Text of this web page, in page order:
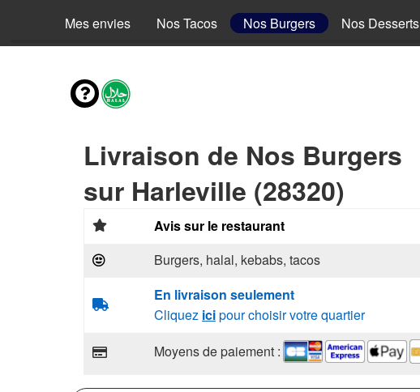
Mes envies Nos Tacos Nos Burgers Nos Desserts
Livraison de Nos Burgers
sur Harleville (28320)
Avis sur le restaurant
Burgers, halal, kebabs, tacos
En livraison seulement
Cliquez icipour choisir votre quartier
Moyens de paiement :